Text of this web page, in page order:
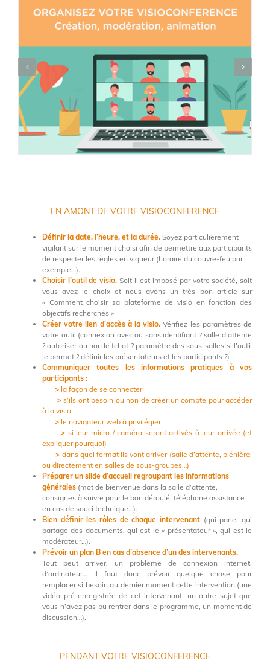
EN AMONT DE VOTRE VISIOCONFERENCE
Définir la date, l’heure, et la durée. Soyez particulièrement
vigilant sur le moment choisi afin de permettre aux participants
de respecter les règles en vigueur (horaire du couvre-feu par
exemple…).
Choisir l’outil de visio. Soit il est imposé par votre société, soit
vous avez le choix et nous avons un très bon article sur
« Comment choisir sa plateforme de visio en fonction des
objectifs recherchés »
Créer votre lien d’accès à la visio. Vérifiez les paramètres de
votre outil (connexion avec ou sans identifiant ? salle d’attente
? autoriser ou non le tchat ? paramètre des sous-salles si l’outil
le permet ? définir les présentateurs et les participants ?)
Communiquer toutes les informations pratiques à vos
participants :
> la façon de se connecter
>s’ils ont besoin ou non de créer un compte pour accéder
à la visio
> le navigateur web à privilégier
> si leur micro / caméra seront activés à leur arrivée (et
expliquer pourquoi)
> dans quel format ils vont arriver (salle d’attente, plénière,
ou directement en salles de sous-groupes…)
Préparer un slide d’accueil regroupant les informations
générales (mot de bienvenue dans la salle d’attente,
consignes à suivre pour le bon déroulé, téléphone assistance
en cas de souci technique…).
Bien définir les rôles de chaque intervenant (qui parle, qui
partage des documents, qui est le « présentateur », qui est le
modérateur…).
Prévoir un plan B en cas d’absence d’un des intervenants.
Tout peut arriver, un problème de connexion internet,
d’ordinateur… Il faut donc prévoir quelque chose pour
remplacer si besoin au dernier moment cette intervention (une
vidéo pré-enregistrée de cet intervenant, un autre sujet que
vous n’avez pas pu rentrer dans le programme, un moment de
discussion…).
PENDANT VOTRE VISIOCONFERENCE